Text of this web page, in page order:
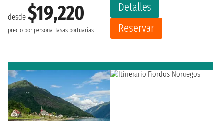
desde $19,220
precio por persona Tasas portuarias
Detalles
Reservar